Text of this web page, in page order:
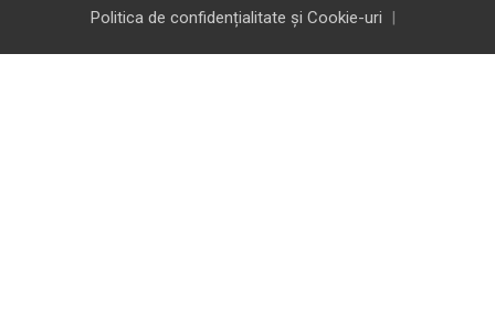
Politica de confidențialitate și Cookie-uri